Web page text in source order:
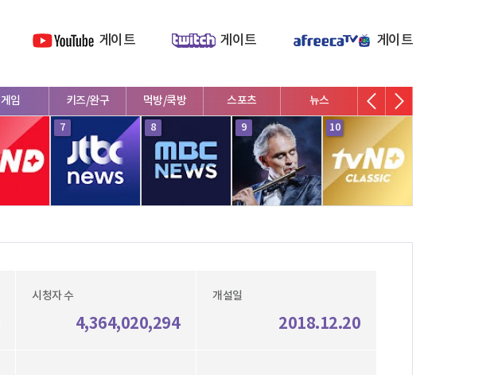
게이트 게이트 게이트
게임 키즈/완구 먹방/쿡방 스포츠 뉴스 V로그/소통
7 8 9 10
시청자 수
4,364,020,294
개설일
2018.12.20